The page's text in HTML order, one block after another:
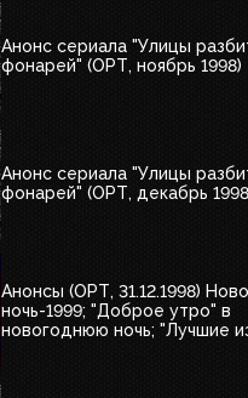
Анонс сериала "Улицы
фонарей" (ОРТ, ноябрь 1998)
Анонс сериала "Улицы
фонарей" (ОРТ, декабрь
Анонсы (ОРТ, 31.12.1998)
ночь-1999; "Доброе утро" в
новогоднюю ночь; "Лучшие